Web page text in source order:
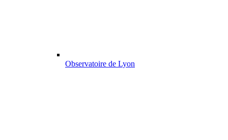
Observatoire de Lyon